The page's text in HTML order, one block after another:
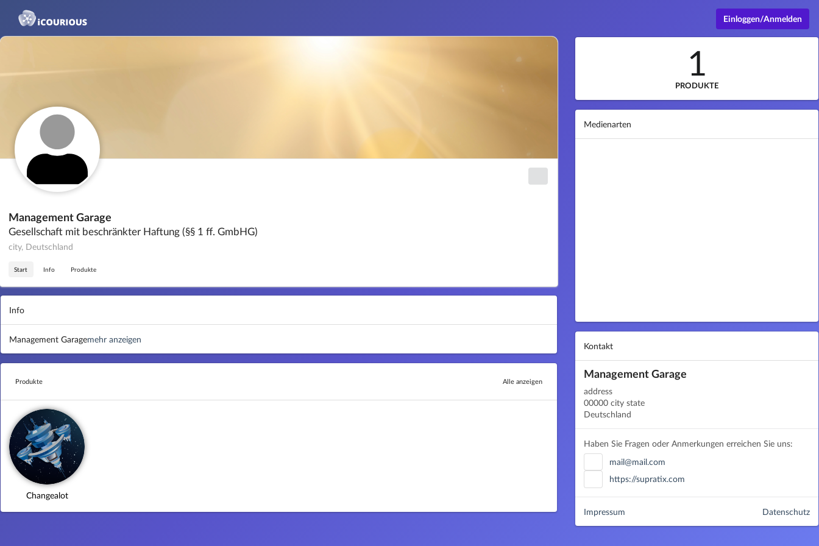
Einloggen/Anmelden
Management Garage
Gesellschaft mit beschränkter Haftung (§§ 1 ff. GmbHG)
city, Deutschland
Start Info Produkte
Info
Management Garagemehr anzeigen
Produkte Alle anzeigen
Changealot
1
PRODUKTE
Medienarten
Kontakt
Management Garage
address
00000 city state
Deutschland
Haben Sie Fragen oder Anmerkungen erreichen Sie uns:
mail@mail.com
https://supratix.com
Datenschutz
Impressum